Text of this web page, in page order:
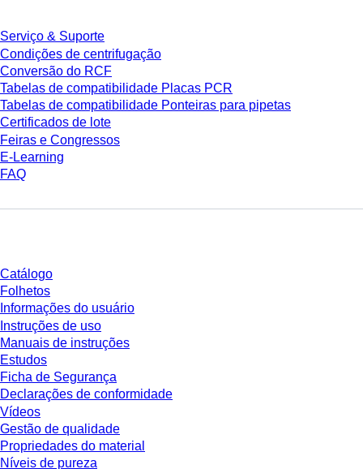
Serviço & Suporte
Condições de centrifugação
Conversão do RCF
Tabelas de compatibilidade Placas PCR
Tabelas de compatibilidade Ponteiras para pipetas
Certificados de lote
Feiras e Congressos
E-Learning
FAQ
Catálogo
Folhetos
Informações do usuário
Instruções de uso
Manuais de instruções
Estudos
Ficha de Segurança
Declarações de conformidade
Vídeos
Gestão de qualidade
Propriedades do material
Níveis de pureza